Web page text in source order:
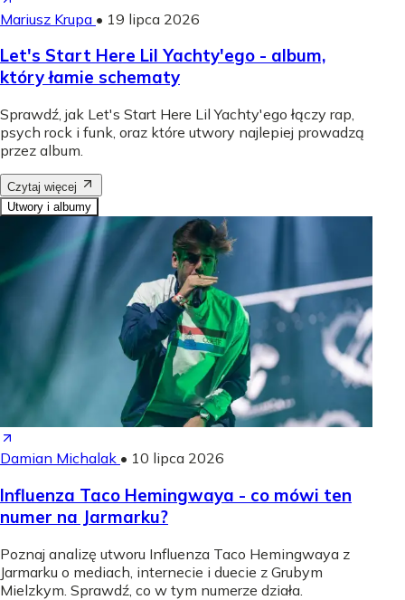
Mariusz Krupa • 19 lipca 2026
Let's Start Here Lil Yachty'ego - album,
który łamie schematy
Sprawdź, jak Let's Start Here Lil Yachty'ego łączy rap,
psych rock i funk, oraz które utwory najlepiej prowadzą
przez album.
Czytaj więcej
Utwory i albumy
Damian Michalak • 10 lipca 2026
Influenza Taco Hemingwaya - co mówi ten
numer na Jarmarku?
Poznaj analizę utworu Influenza Taco Hemingwaya z
Jarmarku o mediach, internecie i duecie z Grubym
Mielzkym. Sprawdź, co w tym numerze działa.